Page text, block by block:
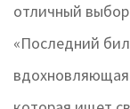
отличный
«Последний